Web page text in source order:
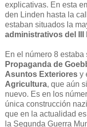
explicativas. En esta
den Linden hasta la
estaban situados la
administrativos del III
En el número 8 estaba
Propaganda de
Asuntos Exteriores y
Agricultura, que aún
nuevo. Es en los
única construcción
que en la actualidad es
la Segunda Guerra